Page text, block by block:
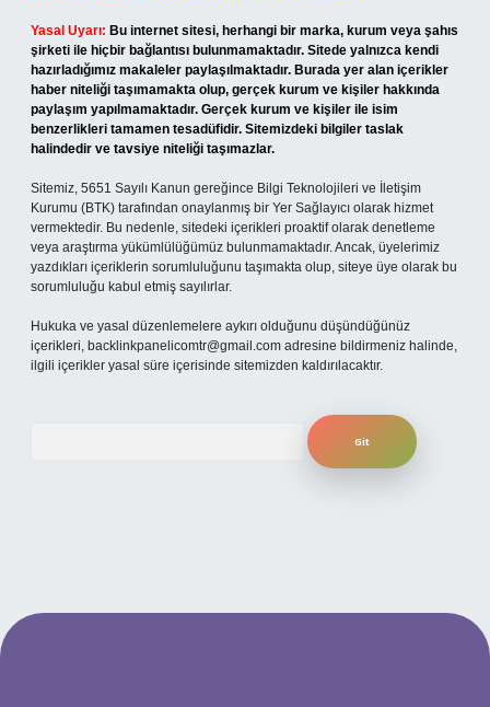
Yasal Uyarı: Bu internet sitesi, herhangi bir marka, kurum veya şahıs
şirketi ile hiçbir bağlantısı bulunmamaktadır. Sitede yalnızca kendi
hazırladığımız makaleler paylaşılmaktadır. Burada yer alan içerikler
haber niteliği taşımamakta olup, gerçek kurum ve kişiler hakkında
paylaşım yapılmamaktadır. Gerçek kurum ve kişiler ile isim
benzerlikleri tamamen tesadüfidir. Sitemizdeki bilgiler taslak
halindedir ve tavsiye niteliği taşımazlar.
Sitemiz, 5651 Sayılı Kanun gereğince Bilgi Teknolojileri ve İletişim
Kurumu (BTK) tarafından onaylanmış bir Yer Sağlayıcı olarak hizmet
vermektedir. Bu nedenle, sitedeki içerikleri proaktif olarak denetleme
veya araştırma yükümlülüğümüz bulunmamaktadır. Ancak, üyelerimiz
yazdıkları içeriklerin sorumluluğunu taşımakta olup, siteye üye olarak bu
sorumluluğu kabul etmiş sayılırlar.
Hukuka ve yasal düzenlemelere aykırı olduğunu düşündüğünüz
içerikleri, backlinkpanelicomtr@gmail.com adresine bildirmeniz halinde,
ilgili içerikler yasal süre içerisinde sitemizden kaldırılacaktır.
giriş